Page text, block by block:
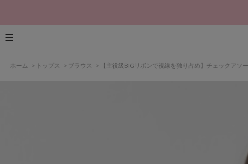
ホーム > トップス > ブラウス > 【主役級BIGリボンで視線を独り占め】チェックアソ